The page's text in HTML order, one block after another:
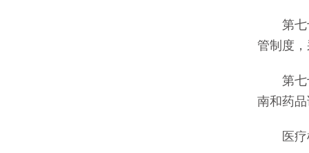
第七十
管制度
第七十
南和药
医疗机